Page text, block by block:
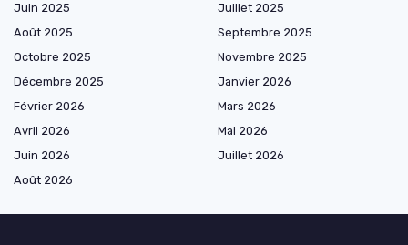
Juin 2025
Juillet 2025
Août 2025
Septembre 2025
Octobre 2025
Novembre 2025
Décembre 2025
Janvier 2026
Février 2026
Mars 2026
Avril 2026
Mai 2026
Juin 2026
Juillet 2026
Août 2026